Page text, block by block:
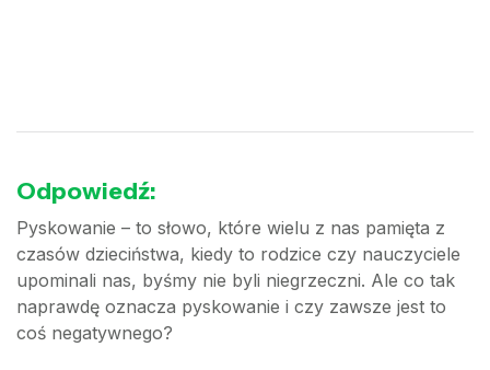
Odpowiedź:
Pyskowanie – to słowo, które wielu z nas pamięta z
czasów dzieciństwa, kiedy to rodzice czy nauczyciele
upominali nas, byśmy nie byli niegrzeczni. Ale co tak
naprawdę oznacza pyskowanie i czy zawsze jest to
coś negatywnego?